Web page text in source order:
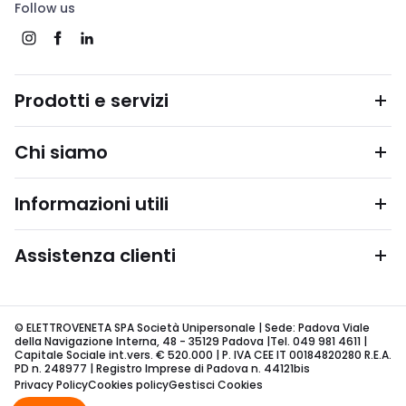
Follow us
Prodotti e servizi
Chi siamo
Informazioni utili
Assistenza clienti
© ELETTROVENETA SPA Società Unipersonale | Sede: Padova Viale
della Navigazione Interna, 48 - 35129 Padova |Tel. 049 981 4611 |
Capitale Sociale int.vers. € 520.000 | P. IVA CEE IT 00184820280 R.E.A.
PD n. 248977 | Registro Imprese di Padova n. 44121bis
Privacy PolicyCookies policyGestisci Cookies